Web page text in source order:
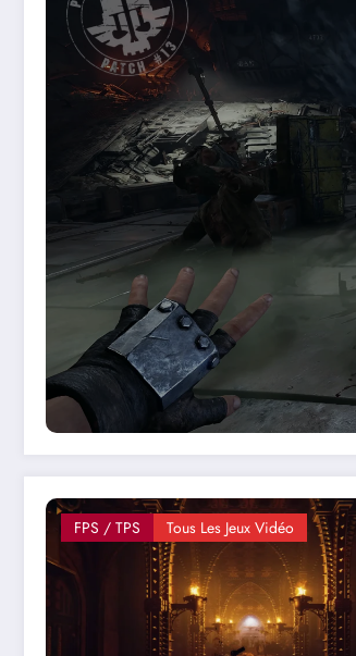
FPS / TPS Tous Les Jeux Vidéo